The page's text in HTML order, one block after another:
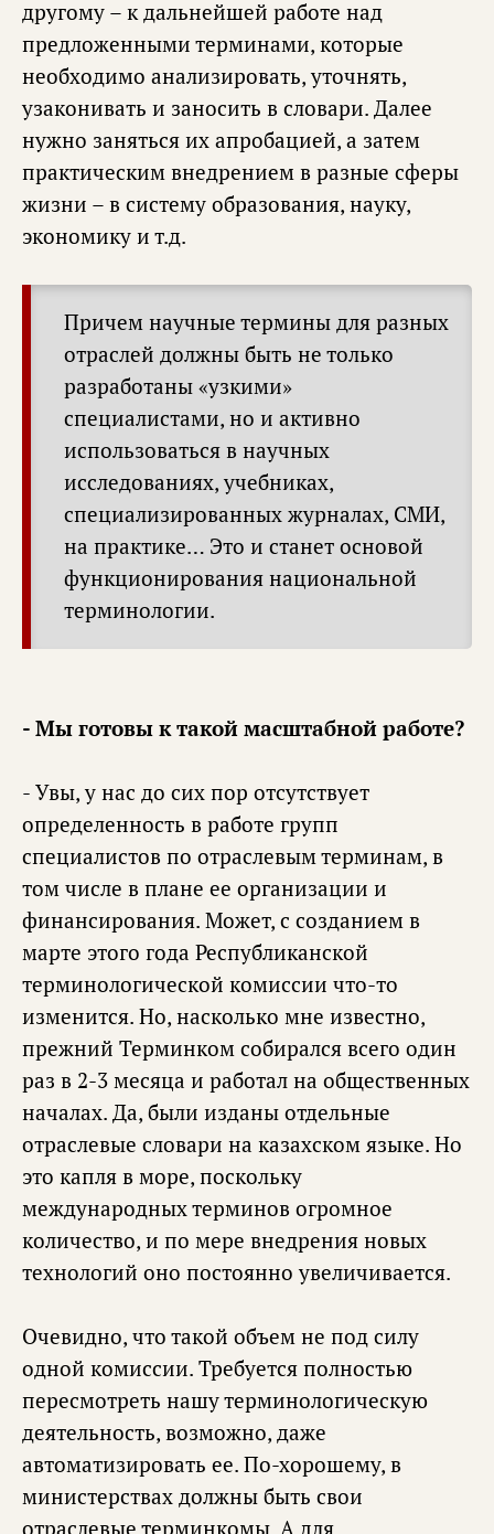
другому – к дальнейшей работе над
предложенными терминами, которые
необходимо анализировать, уточнять,
узаконивать и заносить в словари. Далее
нужно заняться их апробацией, а затем
практическим внедрением в разные сферы
жизни – в систему образования, науку,
экономику и т.д.
Причем научные термины для разных
отраслей должны быть не только
разработаны «узкими»
специалистами, но и активно
использоваться в научных
исследованиях, учебниках,
специализированных журналах, СМИ,
на практике… Это и станет основой
функционирования национальной
терминологии.
- Мы готовы к такой масштабной работе?
- Увы, у нас до сих пор отсутствует
определенность в работе групп
специалистов по отраслевым терминам, в
том числе в плане ее организации и
финансирования. Может, с созданием в
марте этого года Республиканской
терминологической комиссии что-то
изменится. Но, насколько мне известно,
прежний Терминком собирался всего один
раз в 2-3 месяца и работал на общественных
началах. Да, были изданы отдельные
отраслевые словари на казахском языке. Но
это капля в море, поскольку
международных терминов огромное
количество, и по мере внедрения новых
технологий оно постоянно увеличивается.
Очевидно, что такой объем не под силу
одной комиссии. Требуется полностью
пересмотреть нашу терминологическую
деятельность, возможно, даже
автоматизировать ее. По-хорошему, в
министерствах должны быть свои